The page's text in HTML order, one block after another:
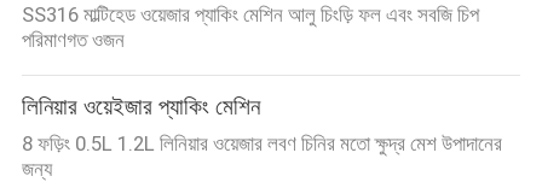
খবর
মামলা
SS316 মাল্টিহেড ওয়েজার প্যাকিং মেশিন আলু চিংড়ি ফল এবং সবজি চিপ
পরিমাণগত ওজন
লিনিয়ার ওয়েইজার প্যাকিং মেশিন
8 ফড়িং 0.5L 1.2L লিনিয়ার ওয়েজার লবণ চিনির মতো ক্ষুদ্র মেশ উপাদানের
জন্য